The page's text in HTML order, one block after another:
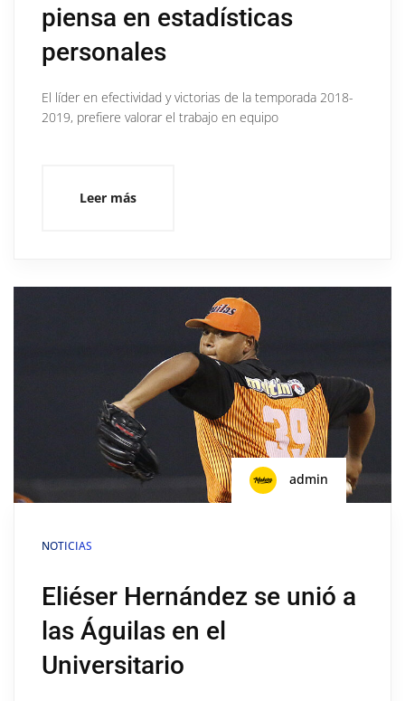
piensa en estadísticas
personales
El líder en efectividad y victorias de la temporada 2018-
2019, prefiere valorar el trabajo en equipo
Leer más
admin
NOTICIAS
Eliéser Hernández se unió a
las Águilas en el
Universitario